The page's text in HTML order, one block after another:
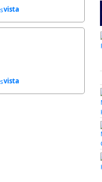
vista
vista